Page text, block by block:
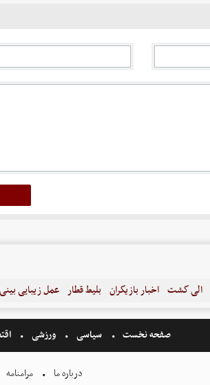
الی گشت اخبار بازیگران بلیط قطار عمل زیبایی بینی
صفحه نخست سیاسی ورزشی
درباره ما مرامنامه